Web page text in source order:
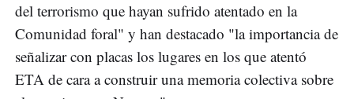
del terrorismo que hayan sufrido atentado en la
Comunidad foral" y han destacado "la importancia de
señalizar con placas los lugares en los que atentó
ETA de cara a construir una memoria colectiva sobre